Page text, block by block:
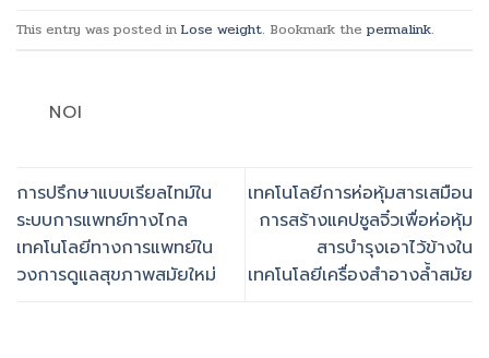
This entry was posted in Lose weight. Bookmark the permalink.
NOI
การปรึกษาแบบเรียลไทม์ใน
ระบบการแพทย์ทางไกล
เทคโนโลยีทางการแพทย์ใน
วงการดูแลสุขภาพสมัยใหม่
เทคโนโลยีการห่อหุ้มสารเสมือน
การสร้างแคปซูลจิ๋วเพื่อห่อหุ้ม
สารบำรุงเอาไว้ข้างใน
เทคโนโลยีเครื่องสำอางล้ำสมัย